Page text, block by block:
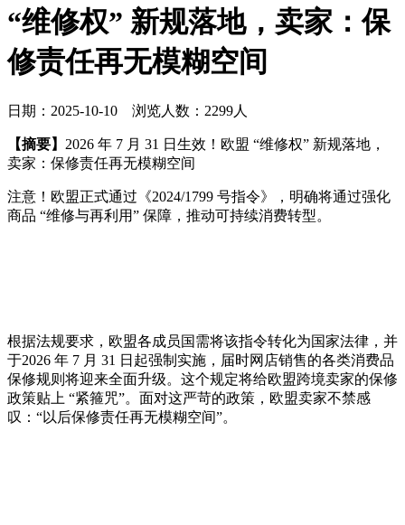
“维修权” 新规落地，卖家：保
修责任再无模糊空间
日期：2025-10-10 浏览人数：2299人
【摘要】 2026 年 7 月 31 日生效！欧盟 “维修权” 新规落地，
卖家：保修责任再无模糊空间
注意！欧盟正式通过《2024/1799 号指令》，明确将通过强化
商品 “维修与再利用” 保障，推动可持续消费转型。
根据法规要求，欧盟各成员国需将该指令转化为国家法律，并
于2026 年 7 月 31 日起强制实施，届时网店销售的各类消费品
保修规则将迎来全面升级。这个规定将给欧盟跨境卖家的保修
政策贴上 “紧箍咒”。面对这严苛的政策，欧盟卖家不禁感
叹：“以后保修责任再无模糊空间”。